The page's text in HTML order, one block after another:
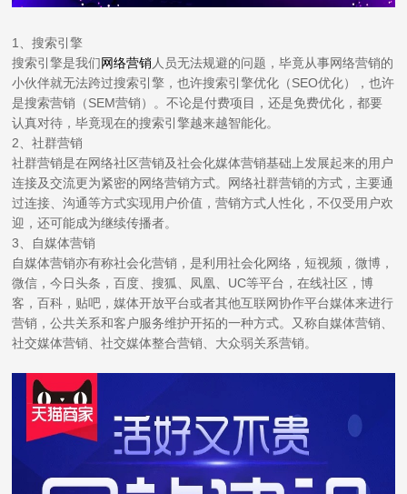
1、搜索引擎
搜索引擎是我们网络营销人员无法规避的问题，毕竟从事网络营销的
小伙伴就无法跨过搜索引擎，也许搜索引擎优化（SEO优化），也许
是搜索营销（SEM营销）。不论是付费项目，还是免费优化，都要
认真对待，毕竟现在的搜索引擎越来越智能化。
2、社群营销
社群营销是在网络社区营销及社会化媒体营销基础上发展起来的用户
连接及交流更为紧密的网络营销方式。网络社群营销的方式，主要通
过连接、沟通等方式实现用户价值，营销方式人性化，不仅受用户欢
迎，还可能成为继续传播者。
3、自媒体营销
自媒体营销亦有称社会化营销，是利用社会化网络，短视频，微博，
微信，今日头条，百度、搜狐、凤凰、UC等平台，在线社区，博
客，百科，贴吧，媒体开放平台或者其他互联网协作平台媒体来进行
营销，公共关系和客户服务维护开拓的一种方式。又称自媒体营销、
社交媒体营销、社交媒体整合营销、大众弱关系营销。